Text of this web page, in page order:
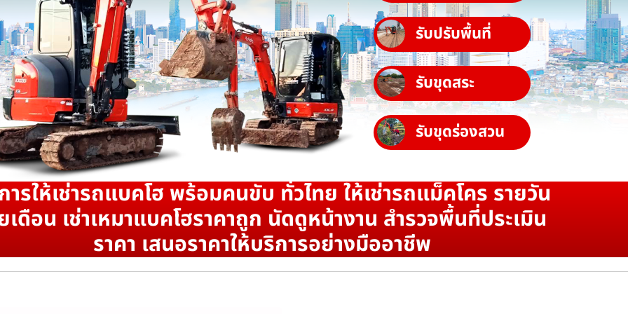
รับปรับพื้นที่
รับขุดสระ
รับขุดร่องสวน
ารให้เช่ารถแบคโฮ พร้อมคนขับ ทั่วไทย ให้เช่ารถแม็คโคร รายวัน
เดือน เช่าเหมาแบคโฮราคาถูก นัดดูหน้างาน สำรวจพื้นที่ประเมิน
ราคา เสนอราคาให้บริการอย่างมืออาชีพ